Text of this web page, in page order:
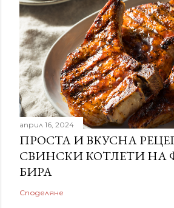
април 16, 2024
ПРОСТА И ВКУСНА
СВИНСКИ КОТЛЕТИ НА
БИРА
Споделяне